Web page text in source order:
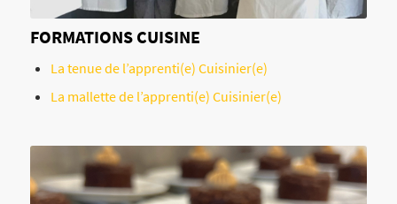
FORMATIONS CUISINE
La tenue de l’apprenti(e) Cuisinier(e)
La mallette de l’apprenti(e) Cuisinier(e)